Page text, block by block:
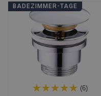
In den Warenkorb
favorite_border Favorit
Vergleichen
BADEZIMMER-TAGE
(6)